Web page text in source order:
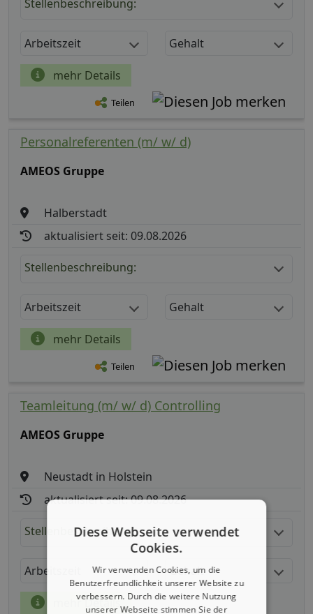
Stellenbeschreibung:
Arbeitszeit Gehalt
mehr Details
Teilen
Personalreferenten (m/ w/ d)
AMEOS Gruppe
Halberstadt
aktualisiert seit: 09.08.2026
Stellenbeschreibung:
Arbeitszeit Gehalt
mehr Details
Teilen
Teamleitung (m/ w/ d) Controlling
AMEOS Gruppe
Neustadt in Holstein
aktualisiert seit: 09.08.2026
Stellenbeschreibung:
Arbeitszeit Gehalt
mehr Details
Diese Webseite verwendet
Cookies.
Wir verwenden Cookies, um die
Benutzerfreundlichkeit unserer Website zu
verbessern. Durch die weitere Nutzung
unserer Webseite stimmen Sie der